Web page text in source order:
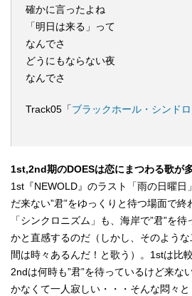
確かに言ったよね
「明日は来る」って
なんでさ
どうにもならない夜
なんでさ
Track05「ブラックホール・シンド
1st,2nd期のDOESは恋にまつわる歌が多
1st『NEWOLD』のラスト「雨の日曜日
だ来ない”君”をゆっくりと待つ場面で
「シンクロニズム」も、海岸で”君”を
かと直感するのだ（しかし、そのよう
間は時々あるんだ！と歌う）。1stは比
2ndは何時も”君”を待っているけど来な
かなくて一人寂しい・・・そんな悶々と